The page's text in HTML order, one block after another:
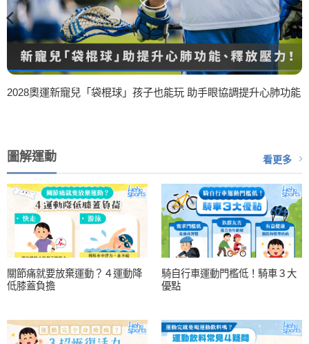
2028奧運新寵兒「袋棍球」孩子也能玩 助手眼協調提升心肺功能
圖解運動 看更多
關節痛就要放棄運動？４運動降
低膝蓋負擔
騎自行車運動門檻低！騎車３大
優點